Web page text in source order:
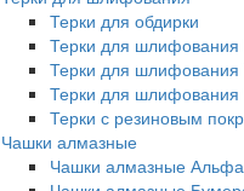
Терки для обдирки
Терки для шлифования
Терки для шлифования
Терки для шлифования
Терки с резиновым
Чашки алмазные
Чашки алмазные Альфа